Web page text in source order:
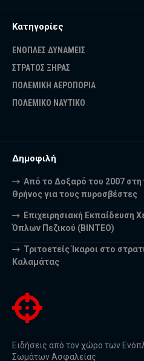
Κατηγορίες
ΕΝΟΠΛΕΣ ΔΥΝΑΜΕΙΣ
ΣΤΡΑΤΟΣ ΞΗΡΑΣ
ΠΟΛΕΜΙΚΗ ΑΕΡΟΠΟΡΙΑ
ΠΟΛΕΜΙΚΟ ΝΑΥΤΙΚΟ
Δημοφιλή
Από το Δοξαρό του 2007
Θρήνος για τους πυροσβέστες
Επιχειρησιακή Εκπαίδευση
Όπλων Πεζικού (ΒΙΝΤΕΟ)
Τριτοετείς Ίκαροι στο
Καλαμάτας
Ειδήσεις από τον χώρο των
Σωμάτων Ασφαλείας